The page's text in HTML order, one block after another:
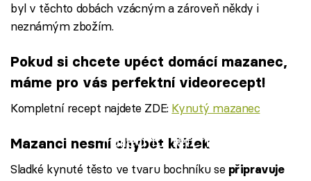
byl v těchto dobách vzácným a zároveň někdy i
neznámým zbožím.
Pokud si chcete upéct domácí mazanec,
máme pro vás perfektní videorecept!
Kompletní recept najdete ZDE: Kynutý mazanec
Failed to fetch
Mazanci nesmí chybět křížek
Sladké kynuté těsto ve tvaru bochníku se připravuje